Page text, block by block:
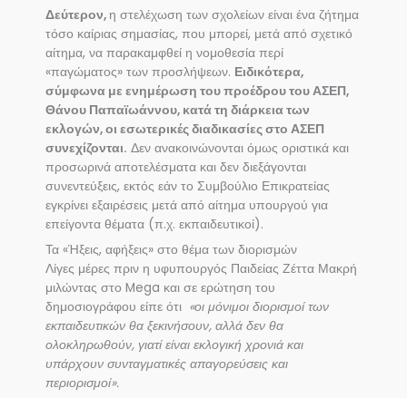
Δεύτερον,η στελέχωση των σχολείων είναι ένα ζήτημα
τόσο καίριας σημασίας, που μπορεί, μετά από σχετικό
αίτημα, να παρακαμφθεί η νομοθεσία περί
«παγώματος» των προσλήψεων. Ειδικότερα,
σύμφωνα με ενημέρωση του προέδρου του ΑΣΕΠ,
Θάνου Παπαϊωάννου, κατά τη διάρκεια των
εκλογών, οι εσωτερικές διαδικασίες στο ΑΣΕΠ
συνεχίζονται. Δεν ανακοινώνονται όμως οριστικά και
προσωρινά αποτελέσματα και δεν διεξάγονται
συνεντεύξεις, εκτός εάν το Συμβούλιο Επικρατείας
εγκρίνει εξαιρέσεις μετά από αίτημα υπουργού για
επείγοντα θέματα (π.χ. εκπαιδευτικοί).
Τα «Ήξεις, αφήξεις» στο θέμα των διορισμών
Λίγες μέρες πριν η υφυπουργός Παιδείας Ζέττα Μακρή
μιλώντας στο Mega και σε ερώτηση του
δημοσιογράφου είπε ότι «οι μόνιμοι διορισμοί των
εκπαιδευτικών θα ξεκινήσουν, αλλά δεν θα
ολοκληρωθούν, γιατί είναι εκλογική χρονιά και
υπάρχουν συνταγματικές απαγορεύσεις και
περιορισμοί».